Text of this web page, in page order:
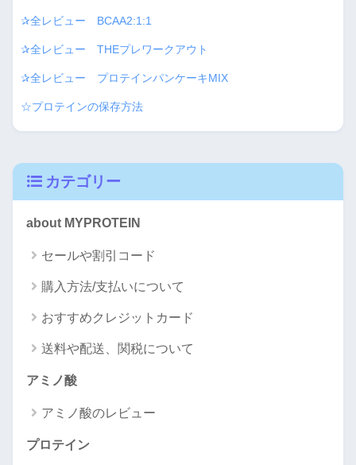
✰全レビュー BCAA2:1:1
✰全レビュー THEプレワークアウト
✰全レビュー プロテインパンケーキMIX
☆プロテインの保存方法
カテゴリー
about MYPROTEIN
セールや割引コード
購入方法/支払いについて
おすすめクレジットカード
送料や配送、関税について
アミノ酸
アミノ酸のレビュー
プロテイン